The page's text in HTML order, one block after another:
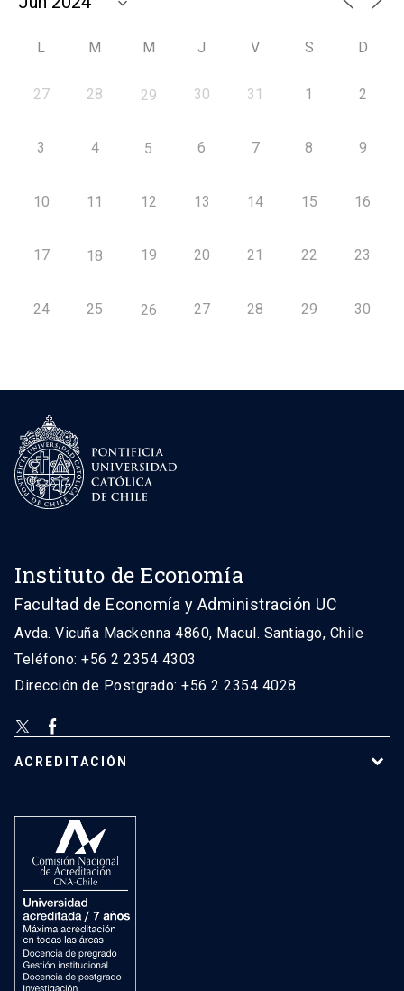
L M M J V S D
27 28 29 30 31 1 2
3 4 5 6 7 8 9
10 11 12 13 14 15 16
17 18 19 20 21 22 23
24 25 26 27 28 29 30
Instituto de Economía
Facultad de Economía y Administración UC
Avda. Vicuña Mackenna 4860, Macul. Santiago, Chile
Teléfono: +56 2 2354 4303
Dirección de Postgrado: +56 2 2354 4028
ACREDITACIÓN